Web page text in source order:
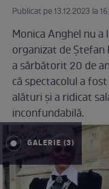
Publicat pe 13.12.2023 la
Monica Anghel nu
organizat de Ștefan
a sărbătorit 20 de
că spectacolul a
alături și a ridicat
inconfundabilă.
GALERIE (3)